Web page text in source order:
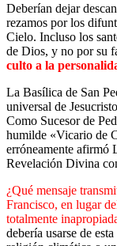
Deberían dejar
rezamos por los
Cielo. Incluso los
de Dios, y no por su
culto a la
La Basílica de San
universal de
Como Sucesor de
humilde «Vicario de
erróneamente afirmó
Revelación Divina
¿Qué mensaje
Francisco, en lugar
totalmente
debería usarse de